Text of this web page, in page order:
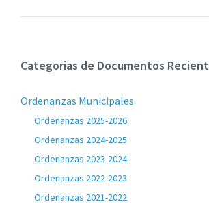
Categorias de Documentos
Ordenanzas Municipales
Ordenanzas 2025-2026
Ordenanzas 2024-2025
Ordenanzas 2023-2024
Ordenanzas 2022-2023
Ordenanzas 2021-2022